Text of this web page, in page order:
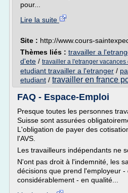
pour...
Lire la suite
Site : http://www.cours-
Thèmes liés : travailler a
d'ete / travailler a l'etranger vacances
etudiant travailler a l'etranger /
etudiant / travailler en france
FAQ - Espace-Emploi
Presque toutes les personnes
Suisse sont assurées
L'obligation de payer des
l'AVS.
Les travailleurs indépendants ne
N'ont pas droit à l'indemnité, les
décisions que prend l'employeur
considérablement - en qualité...